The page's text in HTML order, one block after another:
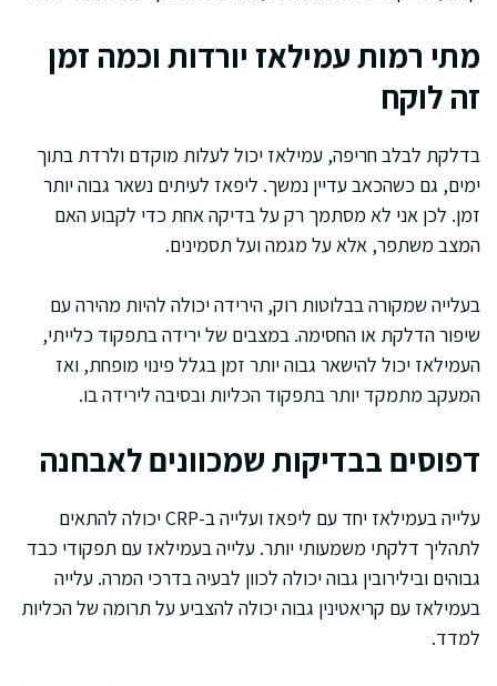
מתי רמות עמילאז יורדות וכמה זמן
זה לוקח
בדלקת לבלב חריפה, עמילאז יכול לעלות מוקדם ולרדת בתוך
ימים, גם כשהכאב עדיין נמשך. ליפאז לעיתים נשאר גבוה יותר
זמן. לכן אני לא מסתמך רק על בדיקה אחת כדי לקבוע האם
המצב משתפר, אלא על מגמה ועל תסמינים.
בעלייה שמקורה בבלוטות רוק, הירידה יכולה להיות מהירה עם
שיפור הדלקת או החסימה. במצבים של ירידה בתפקוד כלייתי,
העמילאז יכול להישאר גבוה יותר זמן בגלל פינוי מופחת, ואז
המעקב מתמקד יותר בתפקוד הכליות ובסיבה לירידה בו.
דפוסים בבדיקות שמכוונים לאבחנה
עלייה בעמילאז יחד עם ליפאז ועלייה ב-CRP יכולה להתאים
לתהליך דלקתי משמעותי יותר. עלייה בעמילאז עם תפקודי כבד
גבוהים ובילירובין גבוה יכולה לכוון לבעיה בדרכי המרה. עלייה
בעמילאז עם קריאטינין גבוה יכולה להצביע על תרומה של הכליות
למדד.